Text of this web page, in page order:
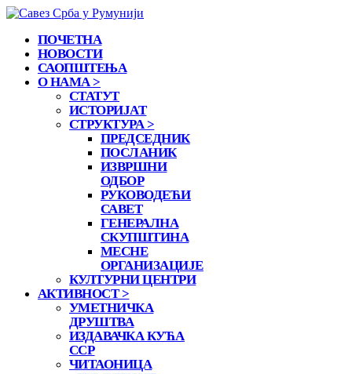
ПОЧЕТНА
НОВОСТИ
САОПШТЕЊА
О НАМА >
СТАТУТ
ИСТОРИЈАТ
СТРУКТУРА >
ПРЕДСЕДНИК
ПОСЛАНИК
ИЗВРШНИ
ОДБОР
РУКОВОДЕЋИ
САВЕТ
ГЕНЕРАЛНА
СКУПШТИНА
МЕСНЕ
ОРГАНИЗАЦИЈЕ
КУЛТУРНИ ЦЕНТРИ
АКТИВНОСТ >
УМЕТНИЧКА
ДРУШТВА
ИЗДАВАЧКА КУЋА
ССР
ЧИТАОНИЦА